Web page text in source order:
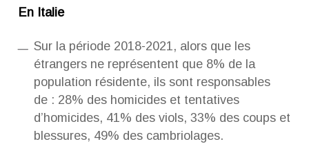
En Italie
Sur la période 2018-2021, alors que les
étrangers ne représentent que 8% de la
population résidente, ils sont responsables
de : 28% des homicides et tentatives
d’homicides, 41% des viols, 33% des coups et
blessures, 49% des cambriolages.